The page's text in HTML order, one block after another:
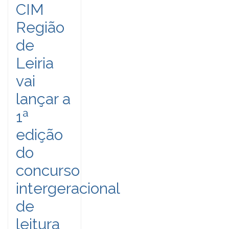
CIM
Região
de
Leiria
vai
lançar a
1ª
edição
do
concurso
intergeracional
de
leitura